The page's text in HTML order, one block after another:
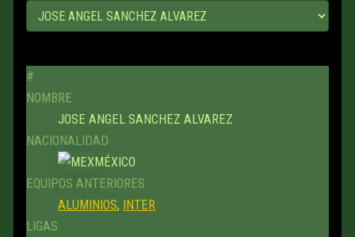
#
NOMBRE
JOSE ANGEL SANCHEZ ALVAREZ
NACIONALIDAD
MÉXICO
EQUIPOS ANTERIORES
ALUMINIOS,
INTER
LIGAS